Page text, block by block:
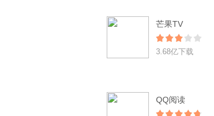
芒果TV
3.68亿下载
QQ阅读